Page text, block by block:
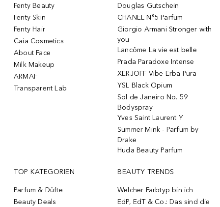
Fenty Beauty
Fenty Skin
Fenty Hair
Caia Cosmetics
About Face
Milk Makeup
ARMAF
Transparent Lab
Douglas Gutschein
CHANEL N°5 Parfum
Giorgio Armani Stronger with
you
Lancôme La vie est belle
Prada Paradoxe Intense
XERJOFF Vibe Erba Pura
YSL Black Opium
Sol de Janeiro No. 59
Bodyspray
Yves Saint Laurent Y
Summer Mink - Parfum by
Drake
Huda Beauty Parfum
TOP KATEGORIEN
Parfum & Düfte
Beauty Deals
BEAUTY TRENDS
Welcher Farbtyp bin ich
EdP, EdT & Co.: Das sind die